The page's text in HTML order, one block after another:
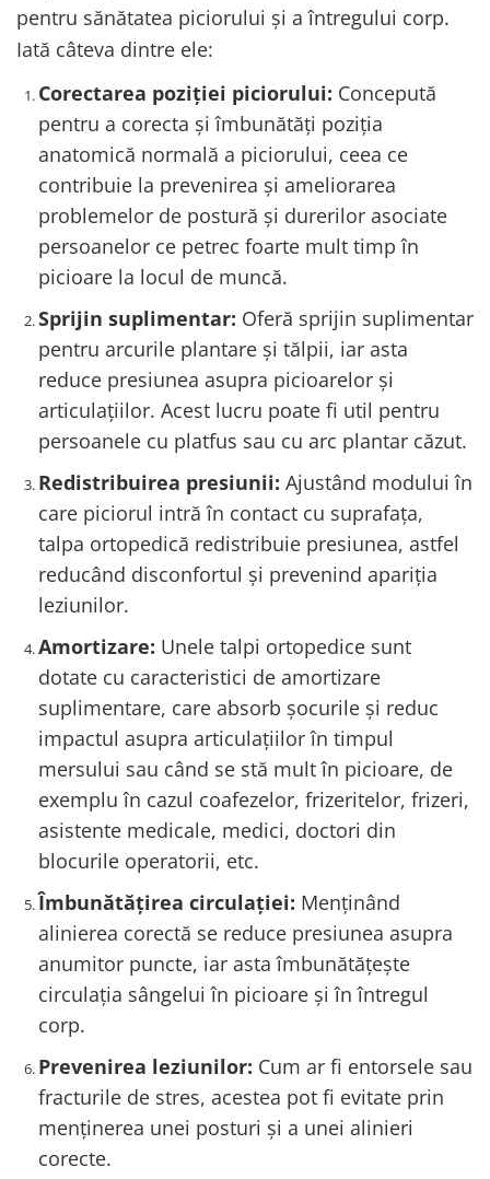
pentru sănătatea piciorului și a întregului corp.
Iată câteva dintre ele:
Corectarea poziției piciorului: Concepută
pentru a corecta și îmbunătăți poziția
anatomică normală a piciorului, ceea ce
contribuie la prevenirea și ameliorarea
problemelor de postură și durerilor asociate
persoanelor ce petrec foarte mult timp în
picioare la locul de muncă.
Sprijin suplimentar: Oferă sprijin suplimentar
pentru arcurile plantare și tălpii, iar asta
reduce presiunea asupra picioarelor și
articulațiilor. Acest lucru poate fi util pentru
persoanele cu platfus sau cu arc plantar căzut.
Redistribuirea presiunii: Ajustând modului în
care piciorul intră în contact cu suprafața,
talpa ortopedică redistribuie presiunea, astfel
reducând disconfortul și prevenind apariția
leziunilor.
Amortizare: Unele talpi ortopedice sunt
dotate cu caracteristici de amortizare
suplimentare, care absorb șocurile și reduc
impactul asupra articulațiilor în timpul
mersului sau când se stă mult în picioare, de
exemplu în cazul coafezelor, frizeritelor, frizeri,
asistente medicale, medici, doctori din
blocurile operatorii, etc.
Îmbunătățirea circulației: Menținând
alinierea corectă se reduce presiunea asupra
anumitor puncte, iar asta îmbunătățește
circulația sângelui în picioare și în întregul
corp.
Prevenirea leziunilor: Cum ar fi entorsele sau
fracturile de stres, acestea pot fi evitate prin
menținerea unei posturi și a unei alinieri
corecte.